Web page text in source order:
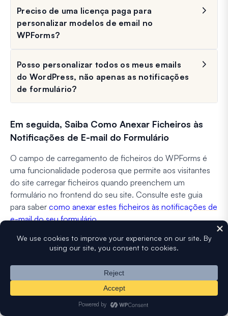
Preciso de uma licença paga para
personalizar modelos de email no
WPForms?
Posso personalizar todos os meus emails
do WordPress, não apenas as notificações
de formulário?
Em seguida, Saiba Como Anexar Ficheiros às
Notificações de E-mail do Formulário
O campo de carregamento de ficheiros do WPForms é
uma funcionalidade poderosa que permite aos visitantes
do site carregar ficheiros quando preenchem um
formulário no frontend do seu site. Consulte este guia
para saber como anexar estes ficheiros às notificações de
e-mail do seu formulário.
Crie um Modelo de E-mail Personalizado
Agora
Pronto para criar o seu formulário? Comece hoje com o
plugin construtor de formulários WordPress mais fácil. O